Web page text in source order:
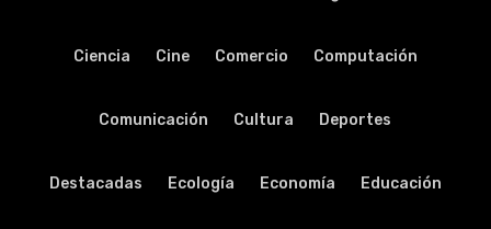
Ciencia Cine Comercio Computación
Comunicación Cultura Deportes
Destacadas Ecología Economía Educación